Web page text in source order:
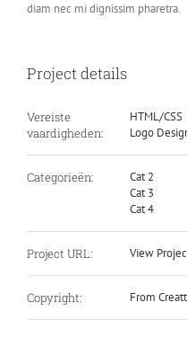
diam nec mi dignissim pharetra.
Project details
Vereiste
vaardigheden:
HTML/CSS
Logo
Categorieën:
Cat 2
Cat 3
Cat 4
Project URL: View
Copyright: From